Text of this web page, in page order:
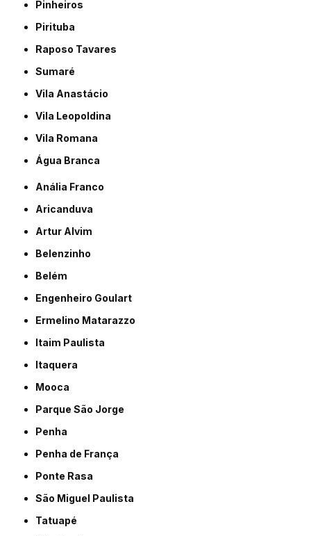
Pinheiros
Pirituba
Raposo Tavares
Sumaré
Vila Anastácio
Vila Leopoldina
Vila Romana
Água Branca
Anália Franco
Aricanduva
Artur Alvim
Belenzinho
Belém
Engenheiro Goulart
Ermelino Matarazzo
Itaim Paulista
Itaquera
Mooca
Parque São Jorge
Penha
Penha de França
Ponte Rasa
São Miguel Paulista
Tatuapé